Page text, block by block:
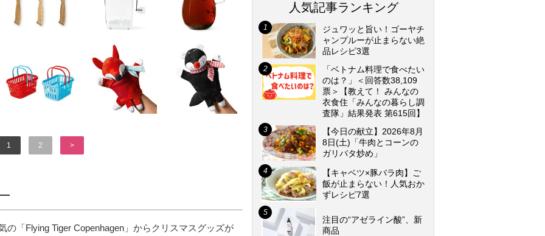
1 2 >
の「Flying Tiger Copenhagen」からクリスマスグッズが
人気記事ランキング
ジュワッと旨い！ゴーヤチ
ャンプルーが止まらない絶
品レシピ3選
「ベトナム料理で食べたい
のは？」＜回答数38,109
票＞【教えて！ みんなの
衣食住「みんなの暮らし調
査隊」結果発表 第615回】
【今日の献立】2026年8月
8日(土)「牛肉とコーンの
ガリバタ炒め」
【キャベツ×豚バラ肉】ご
飯が止まらない！人気おか
ずレシピ7選
注目の“アゼライン酸”、新
商品